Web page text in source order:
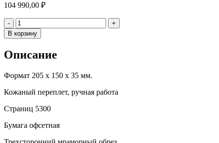
104 990,00 ₽
- Количество
+
В корзину
Описание
Формат 205 х 150 х 35 мм.
Кожаный переплет, ручная работа
Страниц 5300
Бумага офсетная